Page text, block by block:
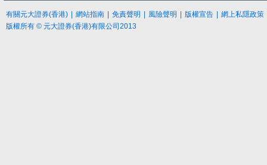
有關元大證券(香港) 網站指南 免責聲明 風險聲明 版權宣告
網上私隱政策
版權所有 © 元大證券(香港)有限公司2013